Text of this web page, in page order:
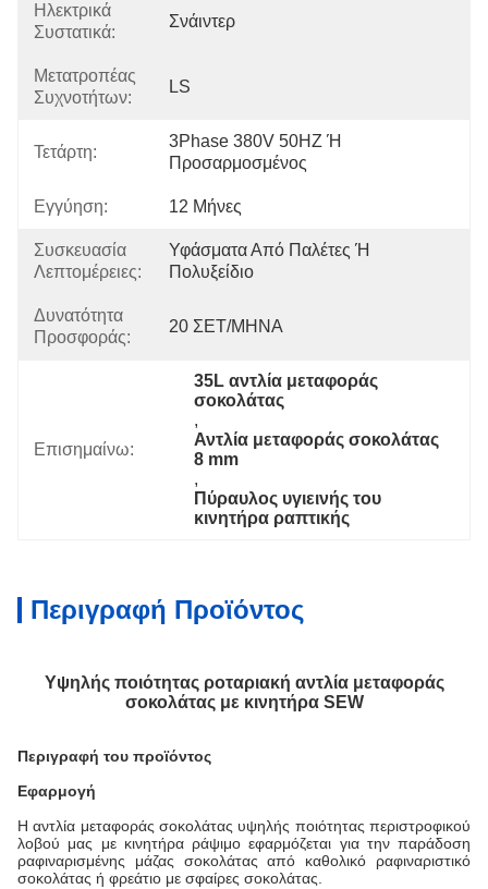
Ηλεκτρικά
Συστατικά:
Σνάιντερ
Μετατροπέας
Συχνοτήτων:
LS
Τετάρτη:
3Phase 380V 50HZ Ή
Προσαρμοσμένος
Εγγύηση: 12 Μήνες
Συσκευασία
Λεπτομέρειες:
Υφάσματα Από Παλέτες Ή
Πολυξείδιο
Δυνατότητα
Προσφοράς:
20 ΣΕΤ/ΜΗΝΑ
Επισημαίνω:
35L αντλία μεταφοράς
σοκολάτας
,
Αντλία μεταφοράς σοκολάτας
8 mm
,
Πύραυλος υγιεινής του
κινητήρα ραπτικής
Περιγραφή Προϊόντος
Υψηλής ποιότητας ροταριακή αντλία μεταφοράς
σοκολάτας με κινητήρα SEW
Περιγραφή του προϊόντος
Εφαρμογή
Η αντλία μεταφοράς σοκολάτας υψηλής ποιότητας περιστροφικού
λοβού μας με κινητήρα ράψιμο εφαρμόζεται για την παράδοση
ραφιναρισμένης μάζας σοκολάτας από καθολικό ραφιναριστικό
σοκολάτας ή φρεάτιο με σφαίρες σοκολάτας.